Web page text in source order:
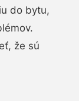
do bytu,
že sú